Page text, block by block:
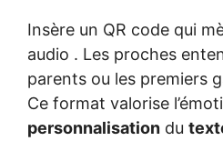
Insère un QR code qui
audio . Les proches
parents ou les premiers
Ce format valorise
personnalisation du